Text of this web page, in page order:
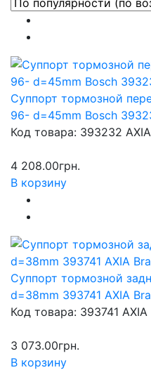
Суппорт тормозной
96- d=45mm Bosch
Код товара: 393232
4 208.00грн.
В корзину
Суппорт тормозной
d=38mm 393741 AXIA
Код товара: 393741
3 073.00грн.
В корзину